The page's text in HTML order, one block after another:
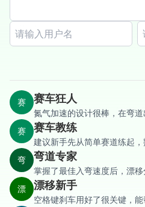
赛 赛车狂人
氮气加速的设计很棒，在弯
赛
赛车教练
建议新手先从简单赛道练起
弯
弯道专家
掌握了最佳入弯速度后，漂
漂
漂移新手
空格键刹车用好了很关键，